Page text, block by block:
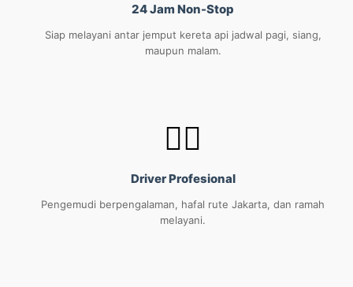
24 Jam Non-Stop
Siap melayani antar jemput kereta api jadwal pagi, siang,
maupun malam.
👨‍✈️
Driver Profesional
Pengemudi berpengalaman, hafal rute Jakarta, dan ramah
melayani.